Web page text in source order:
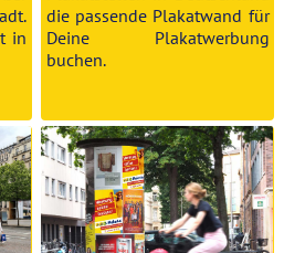
in
die passende Plakatwand für
Deine Plakatwerbung
buchen.